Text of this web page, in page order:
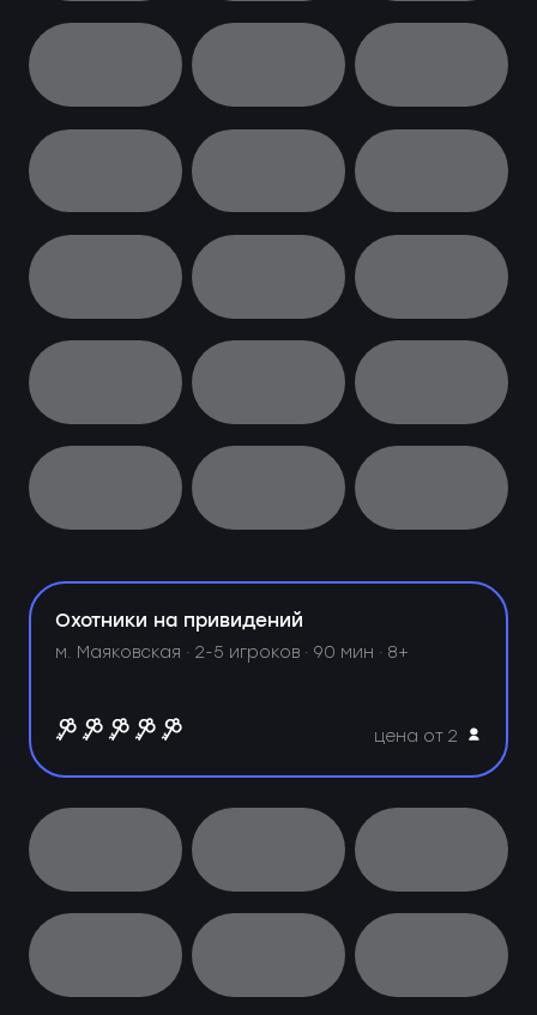
Охотники на привидений
м. Маяковская ·2-5 игроков · 90 мин · 8+
цена от 2